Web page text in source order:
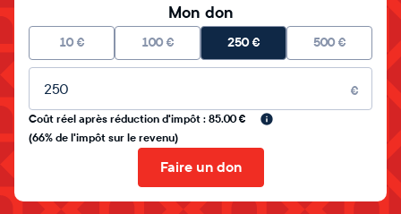
Mon don
10 € 100 € 250€ 500 €
Montant libre
€
Coût réel après réduction d'impôt : 85.00 €
(66% de l'impôt sur le revenu)
Faire un don